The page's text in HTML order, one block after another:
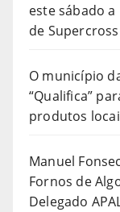
este sábado
de Supercross
O município
“Qualifica”
produtos
Manuel
Fornos de
Delegado